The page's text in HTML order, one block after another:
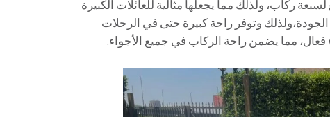
لسبعة ركاب، ولذلك مما يجعلها مثالية للعائلات الكبيرة
الجودة،ولذلك وتوفر راحة كبيرة حتى في الرحلات
فعال، مما يضمن راحة الركاب في جميع الأجواء.